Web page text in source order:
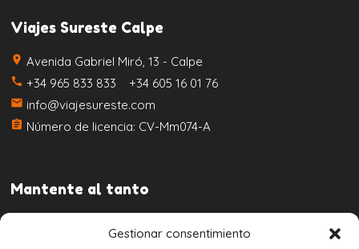
Gestionar consentimiento
Viajes Sureste Calpe
place Avenida Gabriel Miró, 13 - Calpe
call +34 965 833 833 +34 605 16 01 76
email info@viajesureste.com
assignment Número de licencia: CV-Mm074-A
Mantente al tanto